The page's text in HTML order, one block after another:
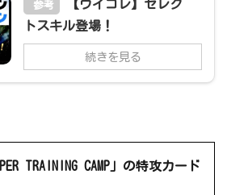
参考
【ウイコレ】セレク
トスキル登場！
続きを見る
TRAINING CAMP」の特攻カード